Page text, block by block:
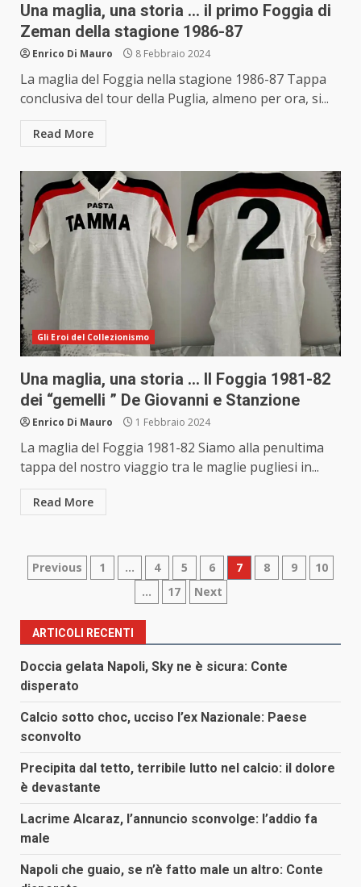
Una maglia, una storia … il primo Foggia di
Zeman della stagione 1986-87
Enrico Di Mauro 8 Febbraio 2024
La maglia del Foggia nella stagione 1986-87 Tappa
conclusiva del tour della Puglia, almeno per ora, si...
Read More
Gli Eroi del Collezionismo
Una maglia, una storia … Il Foggia 1981-82
dei “gemelli ” De Giovanni e Stanzione
Enrico Di Mauro 1 Febbraio 2024
La maglia del Foggia 1981-82 Siamo alla penultima
tappa del nostro viaggio tra le maglie pugliesi in...
Read More
Paginazione
articoli
Previous 1 … 4 5 6 7 8 9
10
…
17 Next
ARTICOLI RECENTI
Doccia gelata Napoli, Sky ne è sicura: Conte
disperato
Calcio sotto choc, ucciso l’ex Nazionale: Paese
sconvolto
Precipita dal tetto, terribile lutto nel calcio: il dolore
è devastante
Lacrime Alcaraz, l’annuncio sconvolge: l’addio fa
male
Napoli che guaio, se n’è fatto male un altro: Conte